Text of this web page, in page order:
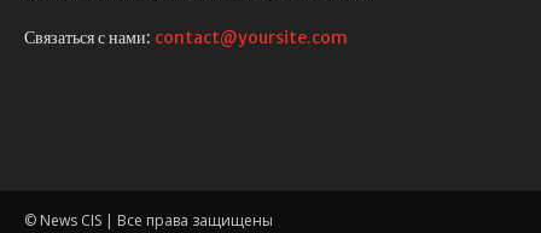
Связаться с нами: contact@yoursite.com
© News CIS | Все права защищены